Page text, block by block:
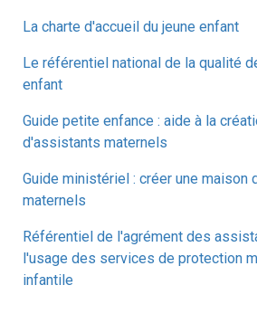
La charte d'accueil du jeune enfant
Le référentiel national de la qualité
enfant
Guide petite enfance : aide à la
d'assistants maternels
Guide ministériel : créer une maison
maternels
Référentiel de l'agrément des
l'usage des services de protection
infantile